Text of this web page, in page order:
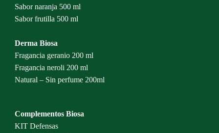
Sabor naranja 500 ml
Sabor frutilla 500 ml
Derma Biosa
Fragancia geranio 200 ml
Fragancia neroli 200 ml
Natural – Sin perfume 200ml
Complementos Biosa
KIT Defensas